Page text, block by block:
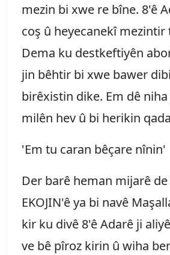
mezin bi xwe re bîne. 8'ê
coş û heyecanekî
Dema ku destkeftiyên
jin bêhtir bi xwe bawer
birêxistin dike. Em dê
milên hev û bi herikin
'Em tu caran bêçare nînin'
Der barê heman mijarê
EKOJIN'ê ya bi navê
kir ku divê 8'ê Adarê ji
ve bê pîroz kirin û wiha